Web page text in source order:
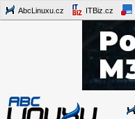
AbcLinuxu.cz ITBiz.cz